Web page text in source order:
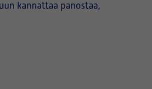
kannattaa panostaa,